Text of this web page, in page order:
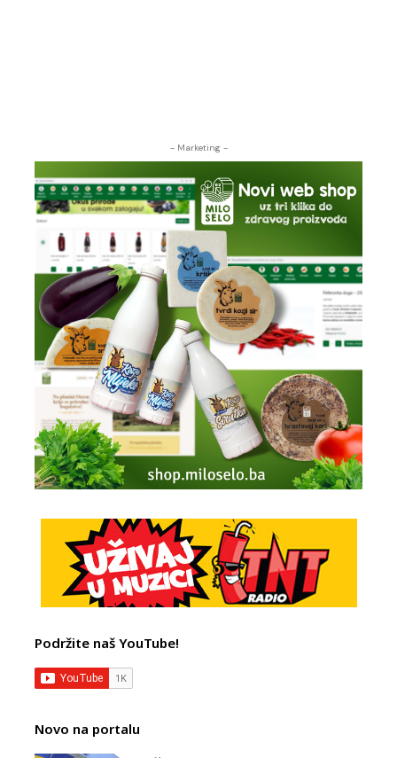
- Marketing -
Podržite naš YouTube!
Novo na portalu